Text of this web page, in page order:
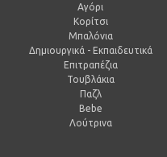
Αγόρι
Κορίτσι
Μπαλόνια
Δημιουργικά - Εκπαιδευτικά
Επιτραπέζια
Τουβλάκια
Παζλ
Bebe
Λούτρινα